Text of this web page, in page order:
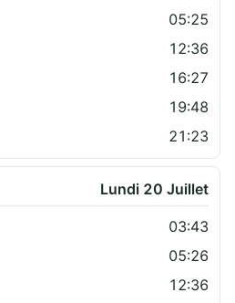
05:25
12:36
16:27
19:48
21:23
Lundi 20 Juillet
03:43
05:26
12:36